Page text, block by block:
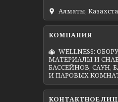
Алматы,
WELLNESS:
МАТЕРИАЛЫ И
БАССЕЙНОВ, САУН,
И ПАРОВЫХ